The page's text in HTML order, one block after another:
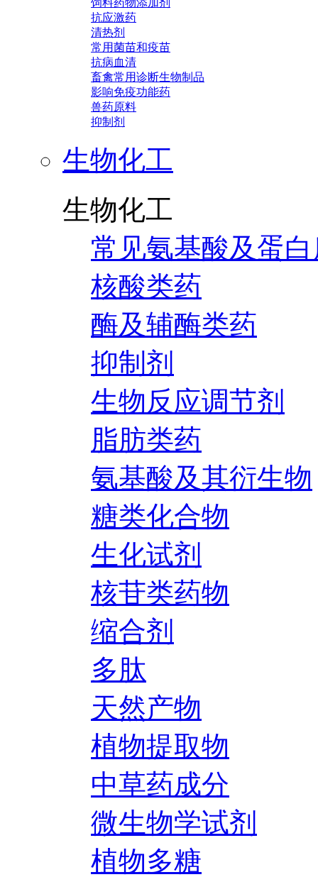
饲料药物添加剂
抗应激药
清热剂
常用菌苗和疫苗
抗病血清
畜禽常用诊断生物制品
影响免疫功能药
兽药原料
抑制剂
生物化工
生物化工
常见氨基酸及蛋
核酸类药
酶及辅酶类药
抑制剂
生物反应调节剂
脂肪类药
氨基酸及其衍生物
糖类化合物
生化试剂
核苷类药物
缩合剂
多肽
天然产物
植物提取物
中草药成分
微生物学试剂
植物多糖